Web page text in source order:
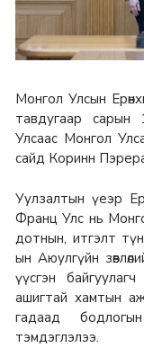
Монгол Улсын
тавдугаар сарын
Улсаас Монгол
сайд Коринн
Уулзалтын үеэр
Франц Улс нь
дотнын, итгэлт
ын Аюулгүйн
үүсгэн
ашигтай хамтын
гадаад
тэмдэглэлээ.